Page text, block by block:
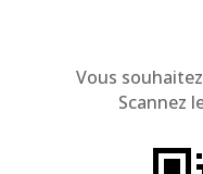
Vous
Scannez